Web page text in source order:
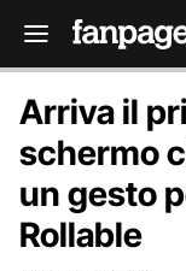
Arriva il
schermo
un gesto
Rollable